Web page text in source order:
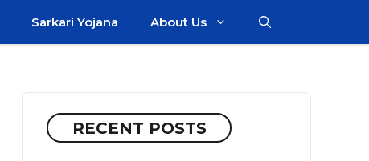
Sarkari Yojana About Us
RECENT POSTS